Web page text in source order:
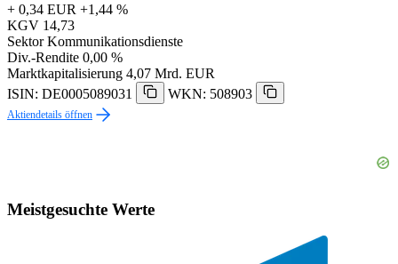
+ 0,34 EUR +1,44 %
KGV 14,73
Sektor Kommunikationsdienste
Div.-Rendite 0,00 %
Marktkapitalisierung 4,07 Mrd. EUR
ISIN: DE0005089031
WKN: 508903
Aktiendetails öffnen
Meistgesuchte Werte